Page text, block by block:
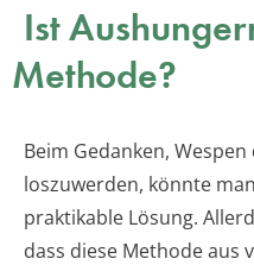
Ist
Methode?
Beim Gedanken,
loszuwerden, könnte
praktikable Lösung.
dass diese Methode aus